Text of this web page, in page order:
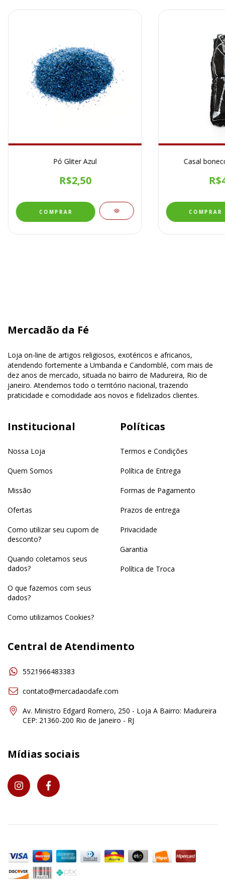
Pó Gliter Azul
R$2,50
Casal
Mercadão da Fé
Loja on-line de artigos religiosos, exotéricos e africanos,
atendendo fortemente a Umbanda e Candomblé, com mais de
dez anos de mercado, situada no bairro de Madureira, Rio de
janeiro. Atendemos todo o território nacional, trazendo
praticidade e comodidade aos novos e fidelizados clientes.
Institucional
Nossa Loja
Quem Somos
Missão
Ofertas
Como utilizar seu cupom de
desconto?
Quando coletamos seus
dados?
O que fazemos com seus
dados?
Como utilizamos Cookies?
Políticas
Termos e Condições
Política de Entrega
Formas de Pagamento
Prazos de entrega
Privacidade
Garantia
Política de Troca
Central de Atendimento
5521966483383
contato@mercadaodafe.com
Av. Ministro Edgard Romero, 250 - Loja A Bairro: Madureira
CEP: 21360-200 Rio de Janeiro - RJ
Mídias sociais